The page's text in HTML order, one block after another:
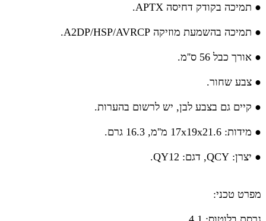
● תמיכה בקודק דחיסה APTX.
● תמיכה בהשמעת מוזיקה A2DP/HSP/AVRCP.
● אורך כבל 56 ס''מ.
● צבע שחור.
● קיים גם בצבע לבן, יש לרשום בהערות.
● מידות: 17x19x21.6 מ''מ, 16.3 גרם.
● יצרן: QCY, דגם: QY12.
מפרט טכני: